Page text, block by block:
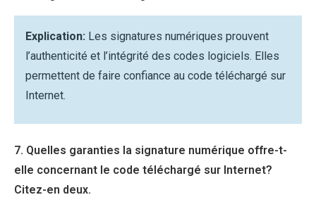
Explication: Les signatures numériques prouvent
l’authenticité et l’intégrité des codes logiciels. Elles
permettent de faire confiance au code téléchargé sur
Internet.
7. Quelles garanties la signature numérique offre-t-
elle concernant le code téléchargé sur Internet?
Citez-en deux.